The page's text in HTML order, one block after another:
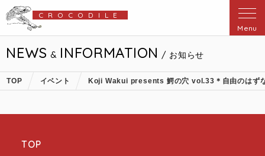
CROCODILE
Menu
NEWS & INFORMATION / お知らせ
TOP イベント Koji Wakui presents 鰐の穴 vol.33＊自由のはず
TOP